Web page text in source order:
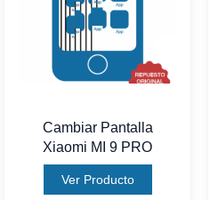
Cambiar Pantalla
Xiaomi MI 9 PRO
Ver Producto